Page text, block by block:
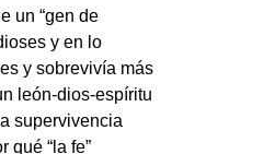
un “gen de
y en lo
y sobrevivía más
león-dios-espíritu
supervivencia
qué “la fe”